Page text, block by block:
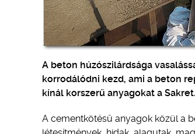
A beton húzószilárdsága
korrodálódni kezd, ami a beton
kínál korszerű anyagokat a Sakret.
A cementkötésű anyagok közül a